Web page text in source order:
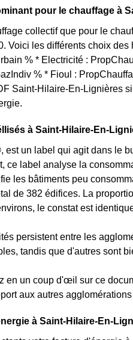
pour le chauffage à
collectif que pour le
Voici les différents choix
% * Electricité :
% * Fioul :
Saint-Hilaire-En-Lignières
à Saint-Hilaire-En-
est un label qui agit dans le
ce label analyse la
les bâtiments peu
de 382 édifices. La
le constat est
persistent entre les
tandis que d'autres sont
en un coup d'œil sur ce
aux autres
à Saint-Hilaire-En-